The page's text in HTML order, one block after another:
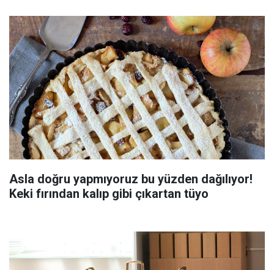
Asla doğru yapmıyoruz bu yüzden dağılıyor!
Keki fırından kalıp gibi çıkartan tüyo